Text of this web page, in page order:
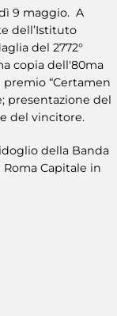
9 maggio. A
dell’Istituto
del 2772°
copia dell'80ma
“Certamen
presentazione del
del vincitore.
della Banda
Capitale in